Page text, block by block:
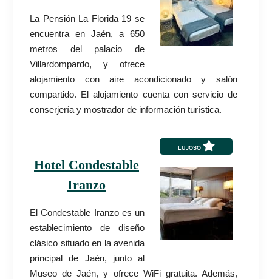
La Pensión La Florida 19 se
encuentra en Jaén, a 650
metros del palacio de
Villardompardo, y ofrece
alojamiento con aire acondicionado y salón
compartido. El alojamiento cuenta con servicio de
conserjería y mostrador de información turística.
LUJOSO
Hotel Condestable
Iranzo
El Condestable Iranzo es un
establecimiento de diseño
clásico situado en la avenida
principal de Jaén, junto al
Museo de Jaén, y ofrece WiFi gratuita. Además,